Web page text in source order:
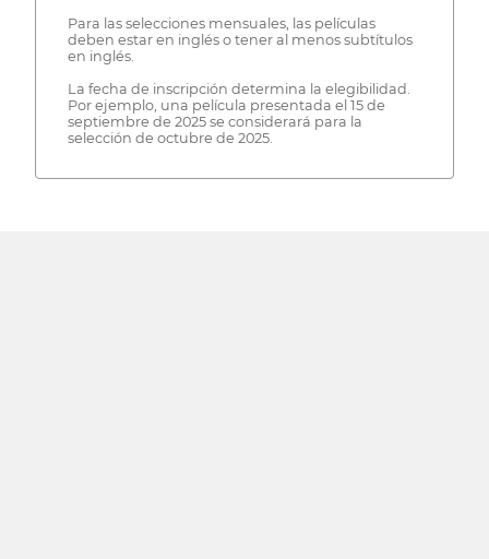
Para las selecciones mensuales, las películas
deben estar en inglés o tener al menos subtítulos
en inglés.
La fecha de inscripción determina la elegibilidad.
Por ejemplo, una película presentada el 15 de
septiembre de 2025 se considerará para la
selección de octubre de 2025.